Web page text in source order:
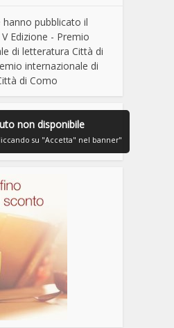
hanno pubblicato il
Edizione - Premio
di letteratura Città di
internazionale di
di Como
non disponibile
su "Accetta" nel banner"